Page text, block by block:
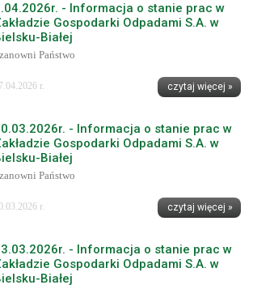
- Informacja o stanie prac w
Gospodarki Odpadami S.A. w
Białej
Państwo
r. czytaj więcej »
- Informacja o stanie prac w
Gospodarki Odpadami S.A. w
Białej
Państwo
r. czytaj więcej »
- Informacja o stanie prac w
Gospodarki Odpadami S.A. w
Białej